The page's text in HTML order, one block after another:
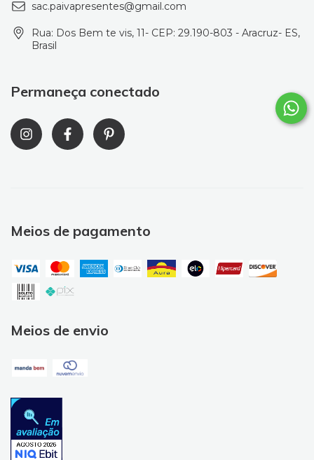
sac.paivapresentes@gmail.com
Rua: Dos Bem te vis, 11- CEP: 29.190-803 - Aracruz- ES,
Brasil
Permaneça conectado
Meios de pagamento
Meios de envio